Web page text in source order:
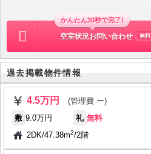
かんたん30秒で完了!
空室状況お問い合わせ 無料
過去掲載物件情報
4.5万円
(管理費 ー)
敷 9.0万円 礼 無料
2DK/47.38m2/2階